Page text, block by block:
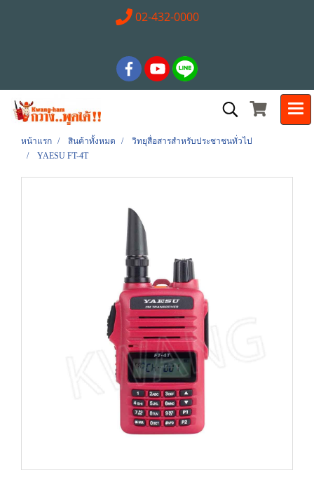
02-432-0000
หน้าแรก สินค้าทั้งหมด
วิทยุสื่อสารสำหรับประชาชนทั่วไป
YAESU FT-4T